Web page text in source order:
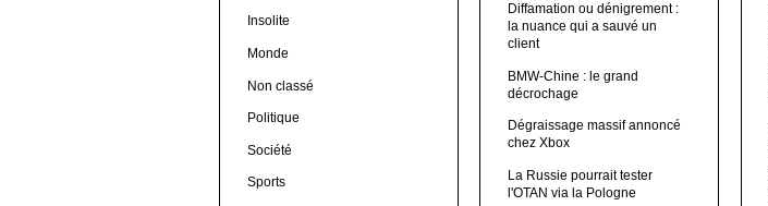
Insolite
Monde
Non classé
Politique
Société
Sports
Diffamation ou dénigrement :
la nuance qui a sauvé un
client
BMW-Chine : le grand
décrochage
Dégraissage massif annoncé
chez Xbox
La Russie pourrait tester
l'OTAN via la Pologne